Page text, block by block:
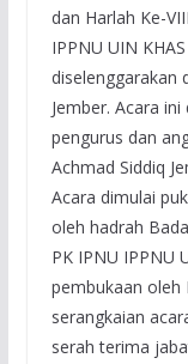
dan Harlah Ke-
IPPNU UIN
diselenggarakan
Jember. Acara
pengurus dan
Achmad Siddiq
Acara dimulai
oleh hadrah
PK IPNU IPPNU
pembukaan oleh
serangkaian
serah terima